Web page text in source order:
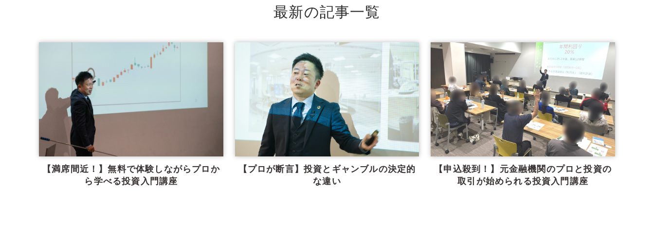
最新の記事一覧
【満席間近！】無料で体験しながらプロか
ら学べる投資入門講座
【プロが断言】投資とギャンブルの決定的
な違い
【申込殺到！】元金融機関のプロと投資の
取引が始められる投資入門講座